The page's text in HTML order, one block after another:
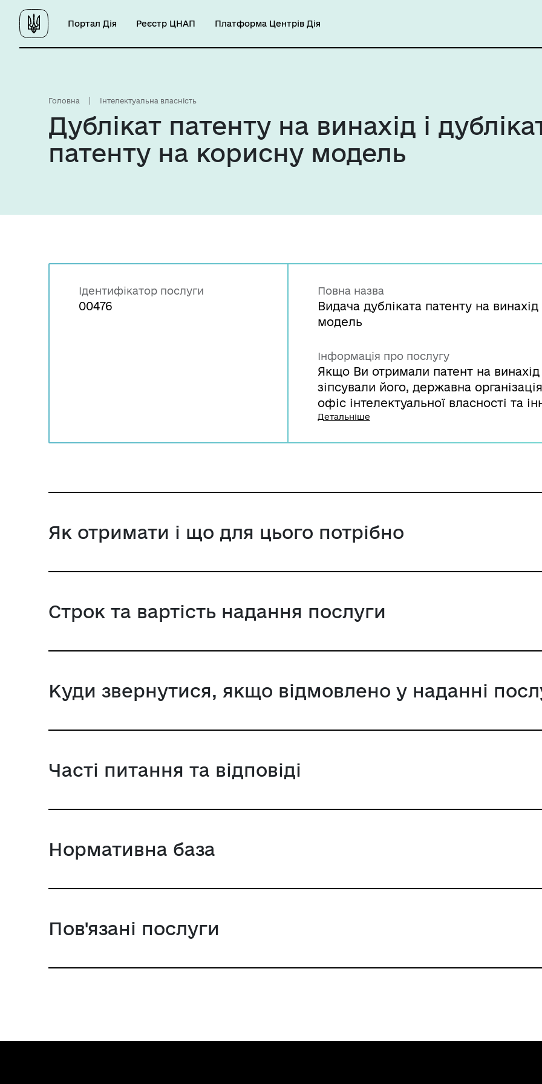
Портал Дія Реєстр ЦНАП Платформа Центрів Дія
Головна Інтелектуальна власність
Дублікат патенту на винахід і
патенту на корисну модель
Ідентифікатор послуги
00476
Повна назва
Видача дубліката патенту на
модель
Інформація про послугу
Якщо Ви отримали патент на
зіпсували його, державна
офіс інтелектуальної власності та
видати дублікат патенту за Вашим
Детальніше
Як отримати і що для цього потрібно
Строк та вартість надання послуги
Куди звернутися, якщо відмовлено у наданні
Часті питання та відповіді
Нормативна база
Пов'язані послуги